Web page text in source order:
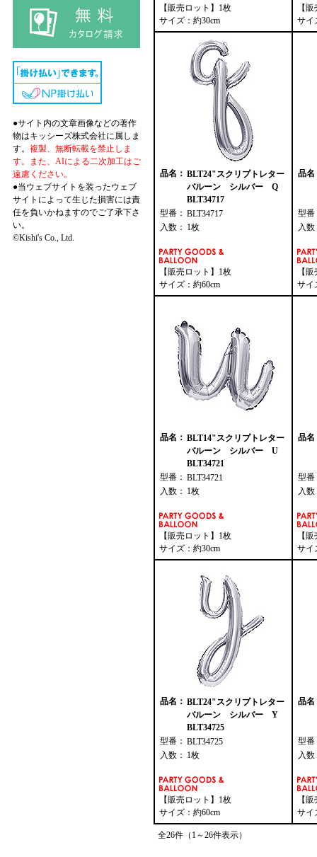
●サイト内の文章画像などの著作
物はキッシーズ株式会社に属しま
す。 複製、無断転載を禁止しま
す。また、AIによる二次加工はご
遠慮ください。
●当ウェブサイトを装ったウェブ
サイトによって生じた損害には責
任を負いかねますのでご了承下さ
い。
©Kishi's Co., Ltd.
【販売ロット】1枚
サイズ：約30cm
【
サイ
品名： BLT24"スクリプトレター
バルーン シルバー Q
BLT34717
型番： BLT34717
入数： 1枚
【販売ロット】1枚
サイズ：約60cm
品名
型番
入数
【
サイ
品名： BLT14"スクリプトレター
バルーン シルバー U
BLT34721
型番： BLT34721
入数： 1枚
【販売ロット】1枚
サイズ：約30cm
品名
型番
入数
【
サイ
品名： BLT24"スクリプトレター
バルーン シルバー Y
BLT34725
型番： BLT34725
入数： 1枚
【販売ロット】1枚
サイズ：約60cm
品名
型番
入数
【
サイ
全26件（1～26件表示）